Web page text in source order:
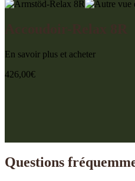
En savoir plus et acheter
426,00€
Questions